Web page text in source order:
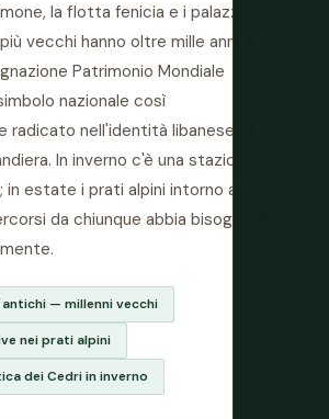
la flotta fenicia e i palazzi
vecchi hanno oltre mille anni. Il
Patrimonio Mondiale
nazionale così
radicato nell'identità libanese che
In inverno c'è una stazione
estate i prati alpini intorno al
da chiunque abbia bisogno di
— millenni vecchi
nei prati alpini
dei Cedri in inverno